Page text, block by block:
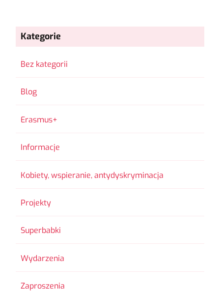
Kategorie
Bez kategorii
Blog
Erasmus+
Informacje
Kobiety, wspieranie, antydyskryminacja
Projekty
Superbabki
Wydarzenia
Zaproszenia